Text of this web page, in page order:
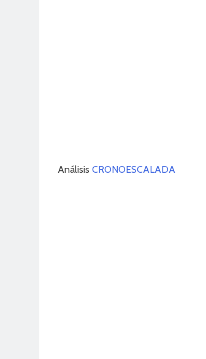
Análisis CRONOESCALADA